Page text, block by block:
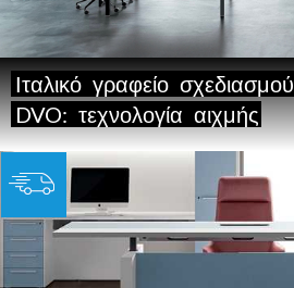
Ιταλικό γραφείο σχεδιασμού
DVO: τεχνολογία αιχμής